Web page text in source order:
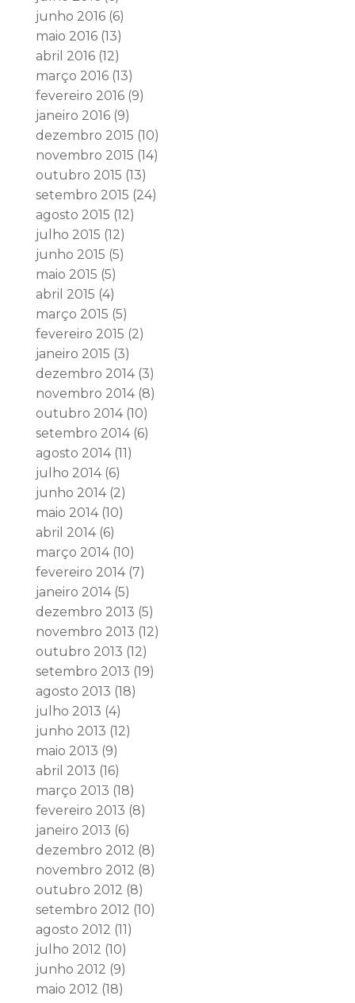
junho 2016(6)
maio 2016(13)
abril 2016(12)
março 2016(13)
fevereiro 2016(9)
janeiro 2016(9)
dezembro 2015 (10)
novembro 2015 (14)
outubro 2015 (13)
setembro 2015 (24)
agosto 2015 (12)
julho 2015 (12)
junho 2015 (5)
maio 2015 (5)
abril 2015 (4)
março 2015 (5)
fevereiro 2015 (2)
janeiro 2015 (3)
dezembro 2014(3)
novembro 2014(8)
outubro 2014(10)
setembro 2014(6)
agosto 2014(11)
julho 2014(6)
junho 2014(2)
maio 2014(10)
abril 2014(6)
março 2014(10)
fevereiro 2014(7)
janeiro 2014(5)
dezembro 2013 (5)
novembro 2013 (12)
outubro 2013 (12)
setembro 2013 (19)
agosto 2013 (18)
julho 2013 (4)
junho 2013 (12)
maio 2013 (9)
abril 2013 (16)
março 2013 (18)
fevereiro 2013 (8)
janeiro 2013 (6)
dezembro 2012 (8)
novembro 2012 (8)
outubro 2012 (8)
setembro 2012 (10)
agosto 2012 (11)
julho 2012 (10)
junho 2012 (9)
maio 2012 (18)